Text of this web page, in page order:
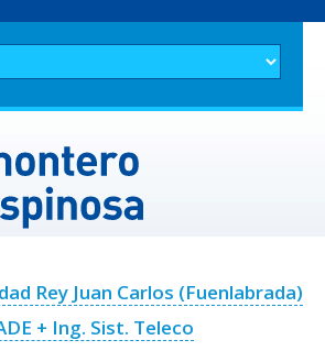
Rey Juan Carlos (Fuenlabrada)
+ Ing. Sist. Teleco